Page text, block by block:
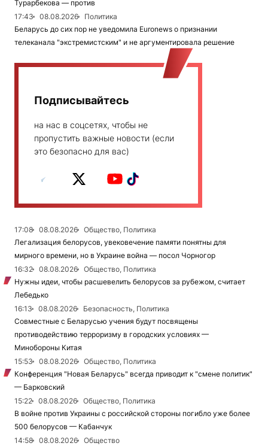
Турарбекова — против
17:43
08.08.2026
Политика
Беларусь до сих пор не уведомила Euronews о признании
телеканала "экстремистским" и не аргументировала решение
Подписывайтесь
на нас в соцсетях, чтобы не
пропустить важные новости (если
это безопасно для вас)
17:08 08.08.2026
Общество, Политика
Легализация белорусов, увековечение памяти понятны для
мирного времени, но в Украине война — посол Чорногор
16:32
08.08.2026
Общество, Политика
Нужны идеи, чтобы расшевелить белорусов за рубежом, считает
Лебедько
16:13
08.08.2026
Безопасность, Политика
Совместные с Беларусью учения будут посвящены
противодействию терроризму в городских условиях —
Минобороны Китая
15:53
08.08.2026
Общество, Политика
Конференция "Новая Беларусь" всегда приводит к "смене политик"
— Барковский
15:22
08.08.2026
Общество, Политика
В войне против Украины с российской стороны погибло уже более
500 белорусов — Кабанчук
14:58
08.08.2026
Общество